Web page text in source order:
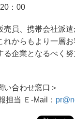
：00
売員、携帯会社派
からもより一層お
る企業となるべく努
い合わせ窓口＞
担当 Ｅ-Mail：